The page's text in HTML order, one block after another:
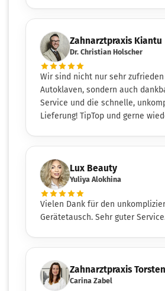
Zahnarztpraxis Kiantu
Dr. Christian Holscher
Wir sind nicht nur sehr
Autoklaven, sondern auch
Service und die schnelle,
Lieferung! TipTop und gerne
Lux Beauty
Yuliya Alokhina
Vielen Dank für den
Gerätetausch. Sehr guter
Zahnarztpraxis
Carina Zabel